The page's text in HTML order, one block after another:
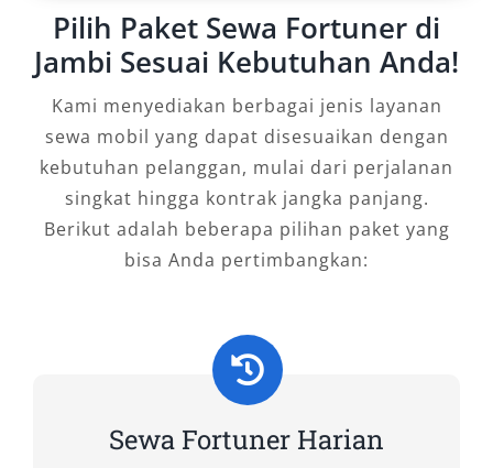
Sewa Fortuner Jambi bukan sekadar solusi
transportasi, tetapi investasi pada
kenyamanan, keamanan, dan profesionalitas
perjalanan Anda. Baik untuk kebutuhan
pribadi, bisnis, maupun dinas pemerintahan,
Fortuner tetap jadi pilihan unggulan. Dengan
desain maskulin, fitur mewah, dan performa
tangguh, tak ada alasan untuk ragu memilih
rental mobil Fortuner Jambidari penyedia
dan bulanan dengan harga bersaing—tersedia
warna hitam dan putih, varian GR dan VRZ,
lengkap dengan layanan sopir atau lepas kunci.
Jadikan perjalanan Anda di Jambi lebih tenang
dan berkualitas bersama armada SUV terbaik
Pilih Paket Sewa Fortuner di
Jambi Sesuai Kebutuhan Anda!
Kami menyediakan berbagai jenis layanan
sewa mobil yang dapat disesuaikan dengan
kebutuhan pelanggan, mulai dari perjalanan
singkat hingga kontrak jangka panjang.
Berikut adalah beberapa pilihan paket yang
bisa Anda pertimbangkan:
Sewa Fortuner Harian